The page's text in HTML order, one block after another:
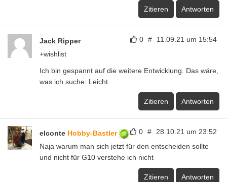
Zitieren Antworten
0 # 11.09.21 um 15:54
Jack Ripper
+wishlist
Ich bin gespannt auf die weitere Entwicklung. Das wäre,
was ich suche: Leicht.
Zitieren Antworten
0 # 28.10.21 um 23:52
elconte Hobby-Bastler
Naja warum man sich jetzt für den entscheiden sollte
und nicht für G10 verstehe ich nicht
Zitieren Antworten